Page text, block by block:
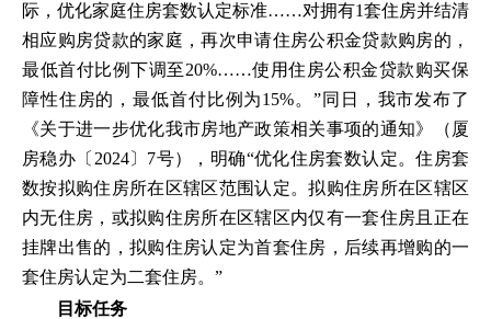
际，优化家庭住房套数认定标准……对拥有1套住房并结清
相应购房贷款的家庭，再次申请住房公积金贷款购房的，
最低首付比例下调至20%……使用住房公积金贷款购买保
障性住房的，最低首付比例为15%。”同日，我市发布了
《关于进一步优化我市房地产政策相关事项的通知》（厦
房稳办〔2024〕7号），明确“优化住房套数认定。住房套
数按拟购住房所在区辖区范围认定。拟购住房所在区辖区
内无住房，或拟购住房所在区辖区内仅有一套住房且正在
挂牌出售的，拟购住房认定为首套住房，后续再增购的一
套住房认定为二套住房。”
目标任务